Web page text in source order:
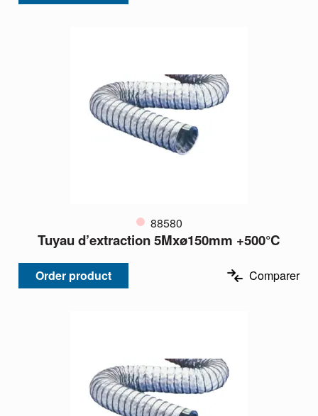
88580
Tuyau d’extraction 5Mxø150mm +500°C
Order product Comparer